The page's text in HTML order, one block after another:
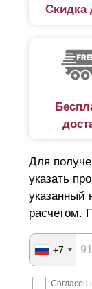
Скидка
Для
указать
указанный
расчетом.
+7
Согласен